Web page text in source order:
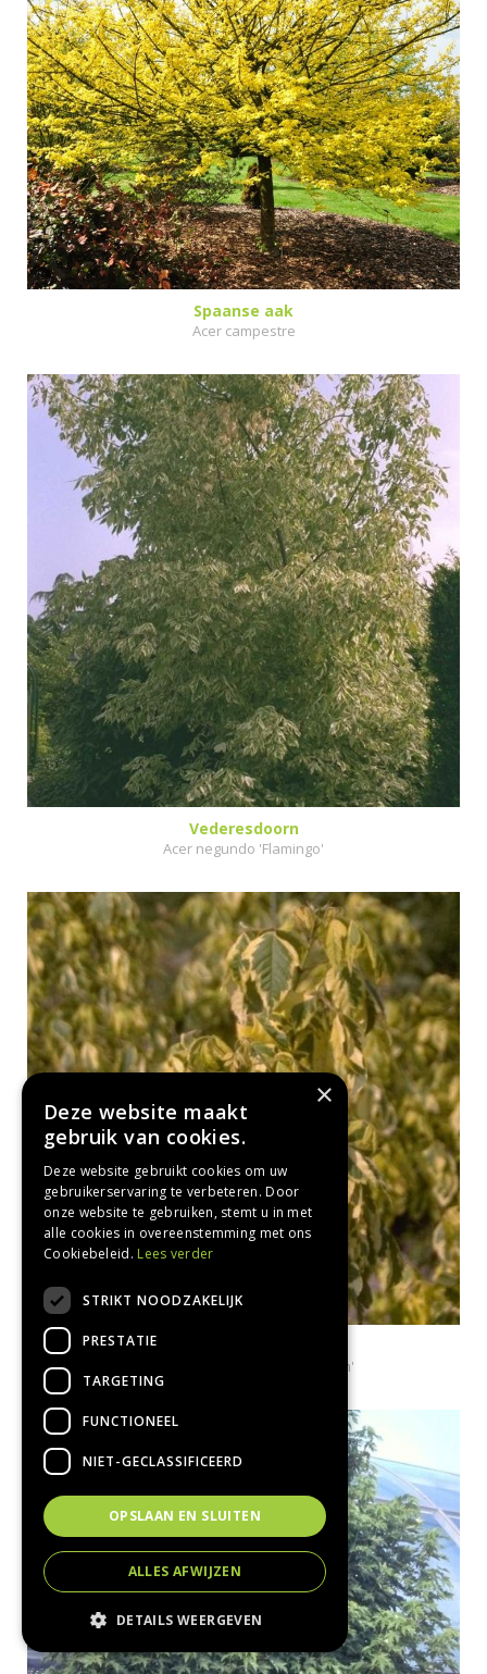
Spaanse aak
Acer campestre
Vederesdoorn
Acer negundo 'Flamingo'
Acer negundo 'Aureomarginatum'
×
Deze website maakt
gebruik van cookies.
Deze website gebruikt cookies om uw
gebruikerservaring te verbeteren. Door
onze website te gebruiken, stemt u in met
alle cookies in overeenstemming met ons
Cookiebeleid. Lees verder
STRIKT NOODZAKELIJK
PRESTATIE
TARGETING
FUNCTIONEEL
NIET-GECLASSIFICEERD
OPSLAAN EN SLUITEN
ALLES AFWIJZEN
DETAILS WEERGEVEN